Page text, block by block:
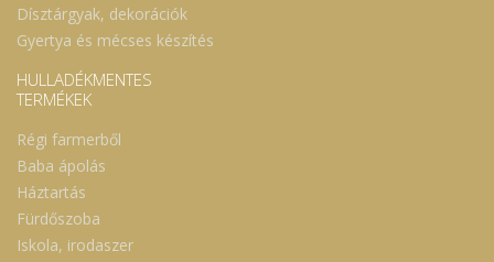
Dísztárgyak, dekorációk
Gyertya és mécses készítés
HULLADÉKMENTES
TERMÉKEK
Régi farmerből
Baba ápolás
Háztartás
Fürdőszoba
Iskola, irodaszer